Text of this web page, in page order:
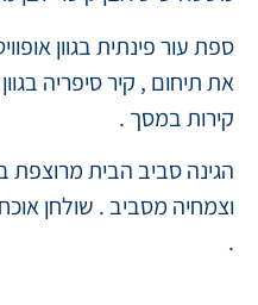
ספת עור פינתית בגוון
את תיחום , קיר סיפריה
קירות במסך .
הגינה סביב הבית
וצמחיה מסביב . שולחן
.